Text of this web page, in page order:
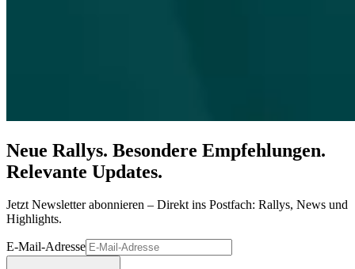
Neue Rallys. Besondere Empfehlungen.
Relevante Updates.
Jetzt Newsletter abonnieren – Direkt ins Postfach: Rallys, News und
Highlights.
E-Mail-Adresse